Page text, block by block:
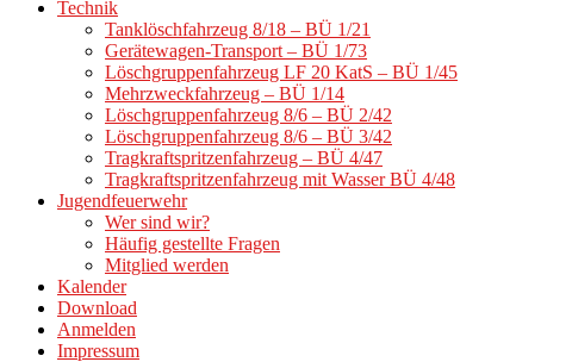
Technik
Tanklöschfahrzeug 8/18 – BÜ 1/21
Gerätewagen-Transport – BÜ 1/73
Löschgruppenfahrzeug LF 20 KatS – BÜ 1/45
Mehrzweckfahrzeug – BÜ 1/14
Löschgruppenfahrzeug 8/6 – BÜ 2/42
Löschgruppenfahrzeug 8/6 – BÜ 3/42
Tragkraftspritzenfahrzeug – BÜ 4/47
Tragkraftspritzenfahrzeug mit Wasser BÜ 4/48
Jugendfeuerwehr
Wer sind wir?
Häufig gestellte Fragen
Mitglied werden
Kalender
Download
Anmelden
Impressum